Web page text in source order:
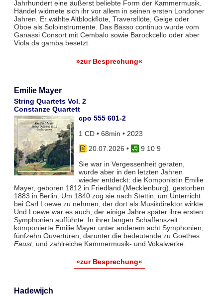
Jahrhundert eine äußerst beliebte Form der Kammermusik.
Händel widmete sich ihr vor allem in seinen ersten Londoner
Jahren. Er wählte Altblockflöte, Traversflöte, Geige oder
Oboe als Soloinstrumente. Das Basso continuo wurde vom
Ganassi Consort mit Cembalo sowie Barockcello oder aber
Viola da gamba besetzt.
»zur Besprechung«
Emilie Mayer
String Quartets Vol. 2
Constanze Quartett
cpo 555 601-2
1 CD • 68min • 2023
20.07.2026 •
9 10 9
Sie war in Vergessenheit geraten,
wurde aber in den letzten Jahren
wieder entdeckt: die Komponistin Emilie
Mayer, geboren 1812 in Friedland (Mecklenburg), gestorben
1883 in Berlin. Um 1840 zog sie nach Stettin, um Unterricht
bei Carl Loewe zu nehmen, der dort als Musikdirektor wirkte.
Und Loewe war es auch, der einige Jahre später ihre ersten
Symphonien aufführte. In ihrer langen Schaffenszeit
komponierte Emilie Mayer unter anderem acht Symphonien,
fünfzehn Ouvertüren, darunter die bedeutende zu Goethes
Faust, und zahlreiche Kammermusik- und Vokalwerke.
»zur Besprechung«
Hadewijch